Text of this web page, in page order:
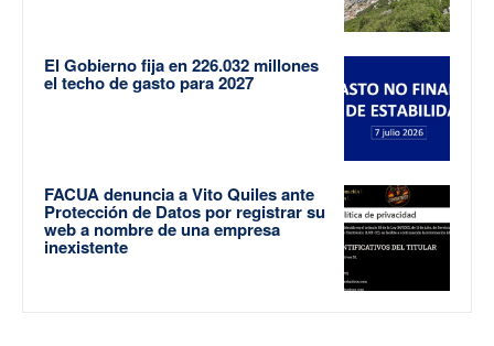
El Gobierno fija en 226.032 millones
el techo de gasto para 2027
FACUA denuncia a Vito Quiles ante
Protección de Datos por registrar su
web a nombre de una empresa
inexistente